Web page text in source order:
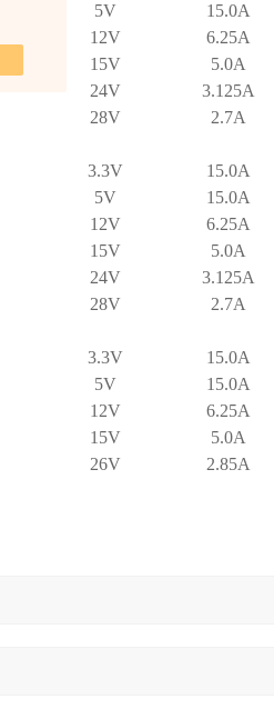
5V 15.0A
12V 6.25A
15V 5.0A
24V 3.125A
28V 2.7A
3.3V 15.0A
5V 15.0A
12V 6.25A
15V 5.0A
24V 3.125A
28V 2.7A
3.3V 15.0A
5V 15.0A
12V 6.25A
15V 5.0A
26V 2.85A